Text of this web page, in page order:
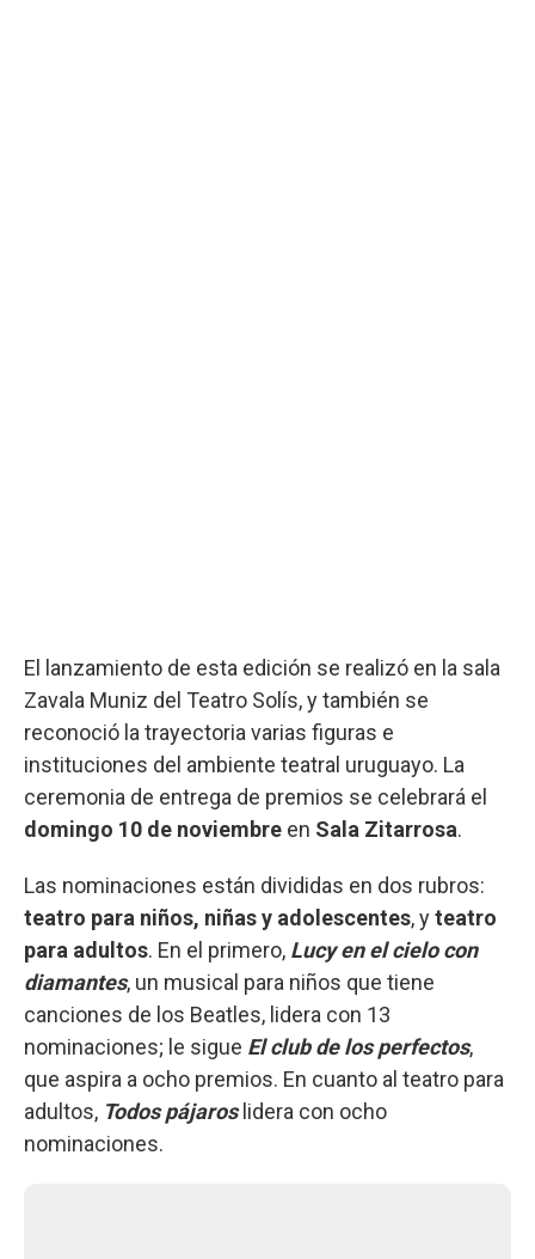
El lanzamiento de esta edición se realizó en la sala
Zavala Muniz del Teatro Solís, y también se
reconoció la trayectoria varias figuras e
instituciones del ambiente teatral uruguayo. La
ceremonia de entrega de premios se celebrará el
domingo 10 de noviembre en Sala Zitarrosa.
Las nominaciones están divididas en dos rubros:
teatro para niños, niñas y adolescentes, yteatro
para adultos. En el primero, Lucy en el cielo con
diamantes, un musical para niños que tiene
canciones de los Beatles, lidera con 13
nominaciones; le sigue El club de los perfectos,
que aspira a ocho premios. En cuanto al teatro para
adultos, Todos pájaroslidera con ocho
nominaciones.